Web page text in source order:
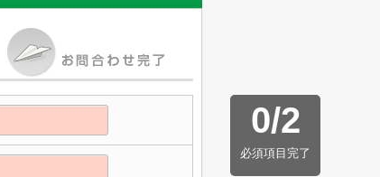
0/2
必須項目完了